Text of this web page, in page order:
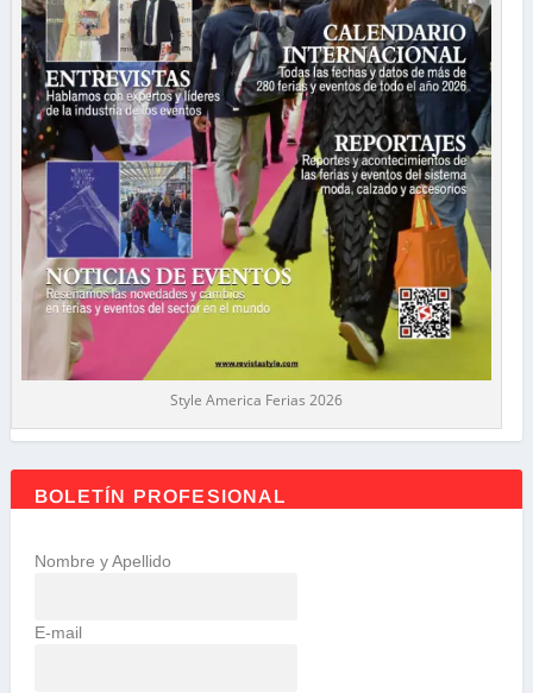
Style America Ferias 2026
BOLETÍN PROFESIONAL
Nombre y Apellido
E-mail